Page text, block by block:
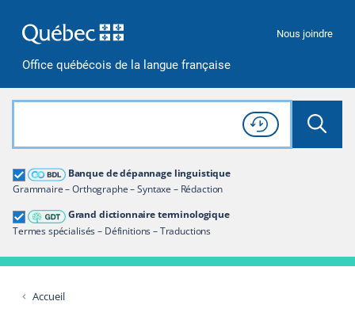
Office québécois de la langue française
Nous joindre
Rechercher dans tout le site
Lancer
Consulter l'
Historique
de recherche
Banque de dépannage linguistique
Grammaire – Orthographe – Syntaxe – Rédaction
Grand dictionnaire terminologique
Termes spécialisés – Définitions – Traductions
Grand dictionnaire terminologique
Restreindre aux termes
Accueil